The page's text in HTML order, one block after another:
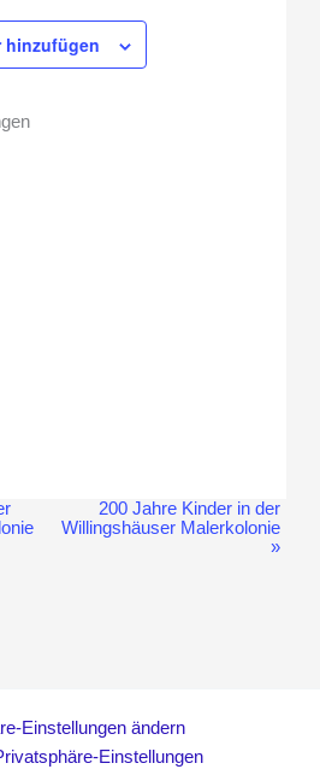
hinzufügen
200 Jahre Kinder in der
Willingshäuser Malerkolonie
»
Einstellungen ändern
Einstellungen